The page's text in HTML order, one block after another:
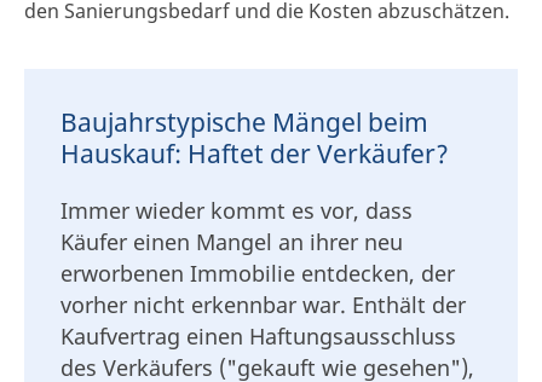
den Sanierungsbedarf und die Kosten abzuschätzen.
Baujahrstypische Mängel beim
Hauskauf: Haftet der Verkäufer?
Immer wieder kommt es vor, dass
Käufer einen Mangel an ihrer neu
erworbenen Immobilie entdecken, der
vorher nicht erkennbar war. Enthält der
Kaufvertrag einen Haftungsausschluss
des Verkäufers ("gekauft wie gesehen"),